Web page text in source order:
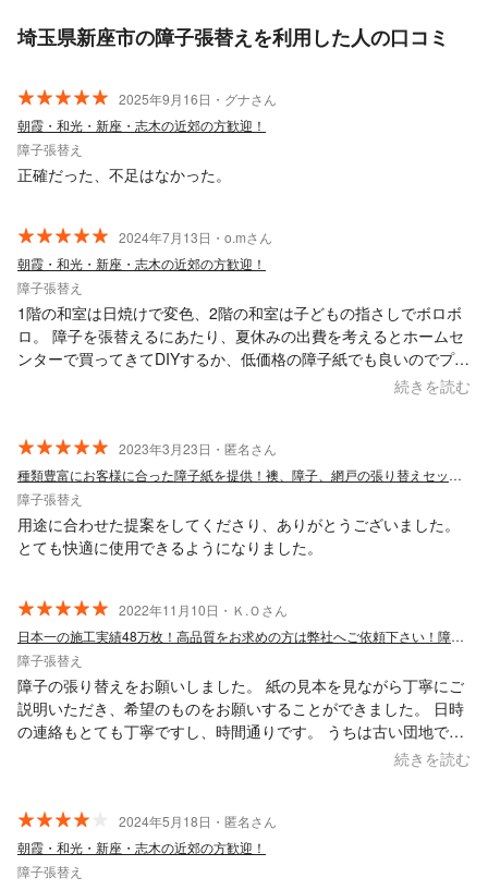
埼玉県新座市の障子張替えを利用した人の口コミ
2025年9月16日・グナさん
朝霞・和光・新座・志木の近郊の方歓迎！
障子張替え
正確だった、不足はなかった。
2024年7月13日・o.mさん
朝霞・和光・新座・志木の近郊の方歓迎！
障子張替え
1階の和室は日焼けで変色、2階の和室は子どもの指さしでボロボ
ロ。 障子を張替えるにあたり、夏休みの出費を考えるとホームセ
ンターで買ってきてDIYするか、低価格の障子紙でも良いのでプロ
にお願いするか、どうせ張り替えるのなら強度の高い障子紙に変
強度の高い障子紙に決めました。 プロの職人さんにお願いして正
解でした。 部屋が生き返りました！ ありがとうございました。
続きを読む
2023年3月23日・匿名さん
種類豊富にお客様に合った障子紙を提供！襖、障子、網戸の張り替えセット割引実施中！
障子張替え
用途に合わせた提案をしてくださり、ありがとうございました。
とても快適に使用できるようになりました。
2022年11月10日・Ｋ.Ｏさん
日本一の施工実績48万枚！高品質をお求めの方は弊社へご依頼下さい！障子専門店
障子張替え
障子の張り替えをお願いしました。 紙の見本を見ながら丁寧にご
説明いただき、希望のものをお願いすることができました。 日時
の連絡もとても丁寧ですし、時間通りです。 うちは古い団地でエ
レベーターも無く、また、お願いした障子の枚数も少なかったの
最初は自分で何とか張り替え出来ないかと思いましたが、やはり
プロにお願いして良かったです。とてもキレイになりました。 ま
た機会がありました際にはお願いしたいと思います。 この度はあ
続きを読む
2024年5月18日・匿名さん
朝霞・和光・新座・志木の近郊の方歓迎！
障子張替え